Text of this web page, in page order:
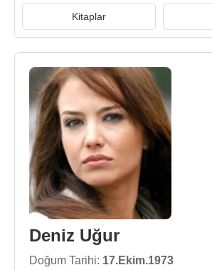
Kitaplar
Deniz Uğur
Doğum Tarihi: 17.Ekim.1973